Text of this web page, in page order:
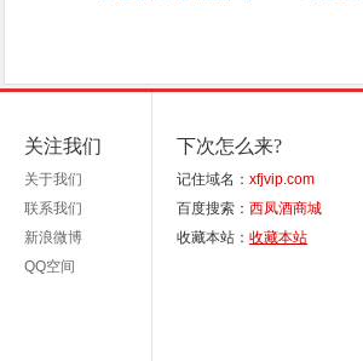
关注我们
关于我们
联系我们
新浪微博
QQ空间
下次怎么来?
记住域名： xfjvip.com
百度搜索： 西凤酒商城
收藏本站： 收藏本站